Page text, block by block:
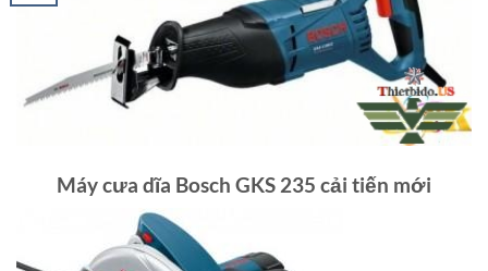
Máy cưa dĩa Bosch GKS 235 cải tiến mới